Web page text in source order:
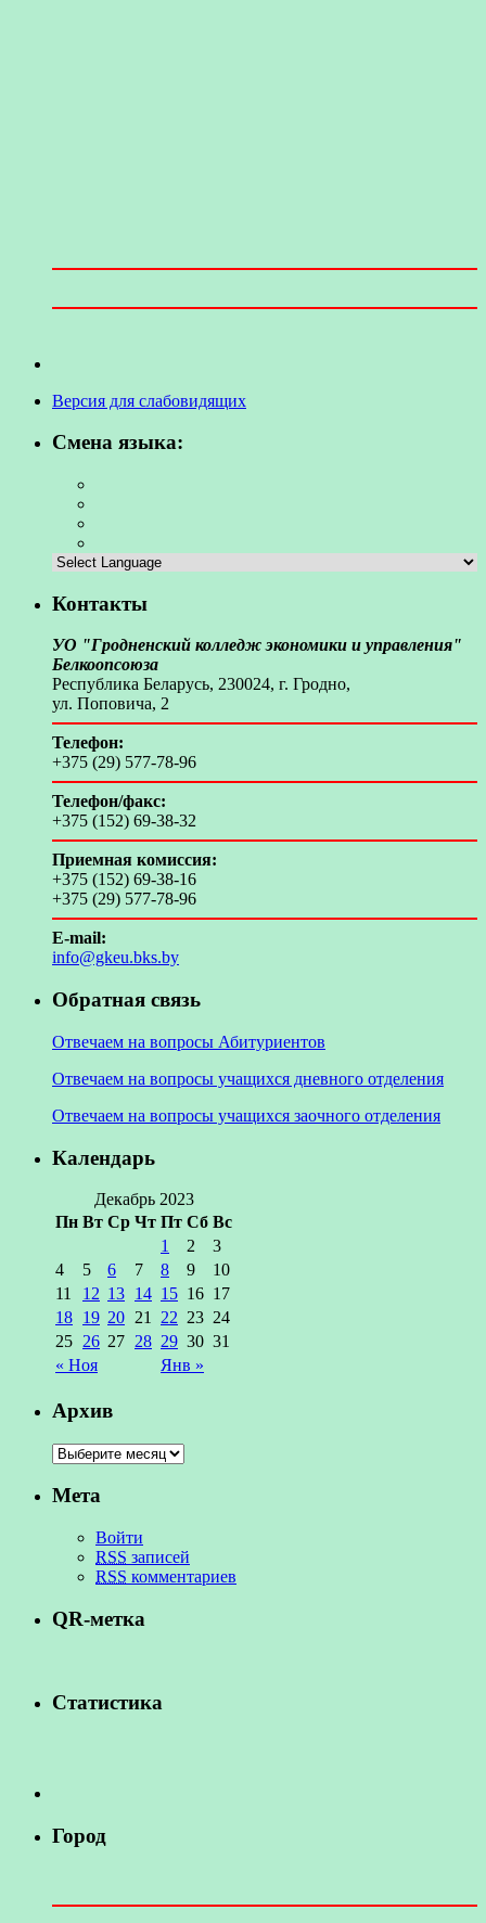
Версия для слабовидящих
Смена языка:
Контакты
УО "Гродненский колледж экономики и управления"
Белкоопсоюза
Республика Беларусь, 230024, г. Гродно,
ул. Поповича, 2
Телефон:
+375 (29) 577-78-96
Телефон/факс:
+375 (152) 69-38-32
Приемная комиссия:
+375 (152) 69-38-16
+375 (29) 577-78-96
E-mail:
info@gkeu.bks.by
Обратная связь
Отвечаем на вопросы Абитуриентов
Отвечаем на вопросы учащихся дневного отделения
Отвечаем на вопросы учащихся заочного отделения
Календарь
Декабрь 2023
Пн Вт Ср Чт Пт Сб Вс
« Ноя Янв »
1 2
3
4
5 6 7 8 9
10
11
12 13 14 15 16 17
18 19 20 21 22 23 24
25 26 27 28 29 30 31
Архив
Мета
Войти
RSS записей
RSS комментариев
QR-метка
Статистика
Город